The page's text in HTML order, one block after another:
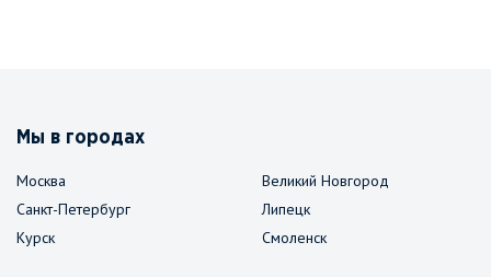
Мы в городах
Москва
Санкт-Петербург
Курск
Великий Новгород
Липецк
Смоленск